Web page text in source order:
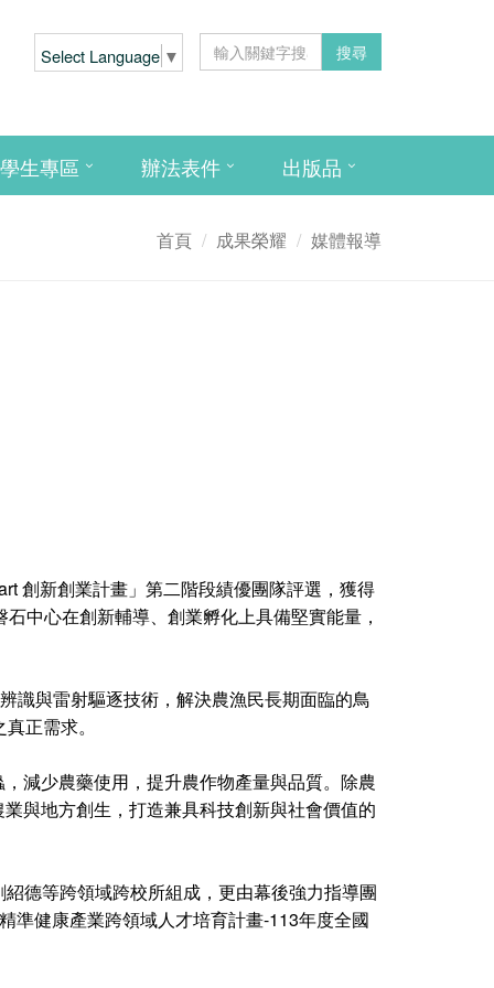
Select Language ▼ 搜尋
學生專區 辦法表件 出版品
首頁 成果榮耀 媒體報導
創新創業計畫」第二階段績優團隊評選，獲得
中心在創新輔導、創業孵化上具備堅實能量，
識與雷射驅逐技術，解決農漁民長期面臨的鳥
正需求。
減少農藥使用，提升農作物產量與品質。除農
與地方創生，打造兼具科技創新與社會價值的
德等跨領域跨校所組成，更由幕後強力指導團
準健康產業跨領域人才培育計畫-113年度全國